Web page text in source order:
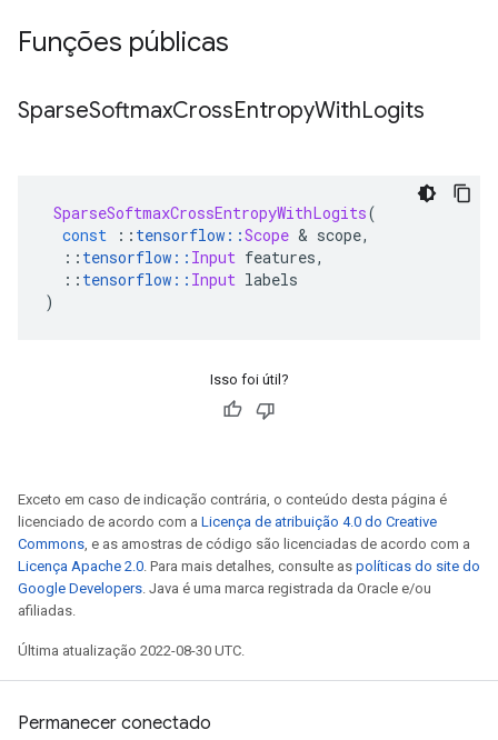
Funções públicas
SparseSoftmaxCrossEntropyWithLogits
SparseSoftmaxCrossEntropyWithLogits(
const
:: tensorflow ::Scope & scope,
:: tensorflow :: Input features,
:: tensorflow :: Input labels
)
Isso foi útil?
Exceto em caso de indicação contrária, o conteúdo desta página é
licenciado de acordo com a Licença de atribuição 4.0 do Creative
Commons, e as amostras de código são licenciadas de acordo com a
Licença Apache 2.0. Para mais detalhes, consulte as políticas do site do
Google Developers. Java é uma marca registrada da Oracle e/ou
afiliadas.
Última atualização 2022-08-30 UTC.
Permanecer conectado